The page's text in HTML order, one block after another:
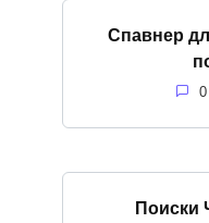
Спавнер
0
Поиски